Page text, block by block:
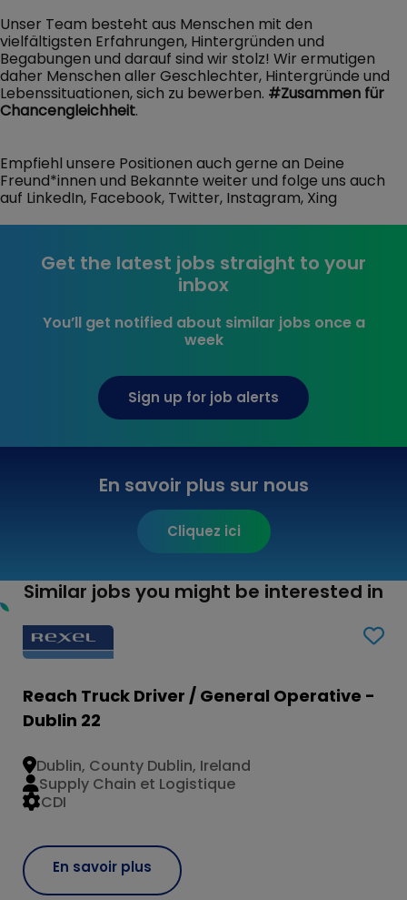
Unser Team besteht aus Menschen mit den
vielfältigsten Erfahrungen, Hintergründen und
Begabungen und darauf sind wir stolz! Wir ermutigen
daher Menschen aller Geschlechter, Hintergründe und
Lebenssituationen, sich zu bewerben. #Zusammen für
Chancengleichheit.
Empfiehl unsere Positionen auch gerne an Deine
Freund*innen und Bekannte weiter und folge uns auch
auf LinkedIn, Facebook, Twitter, Instagram, Xing
Get the latest jobs straight to your
inbox
You’ll get notified about similar jobs once a
week
Sign up for job alerts
En savoir plus sur nous
Cliquez ici
Similar jobs you might be interested in
Reach Truck Driver / General Operative -
Dublin 22
En savoir plus
Dublin, County Dublin, Ireland
CDI
Supply Chain et Logistique